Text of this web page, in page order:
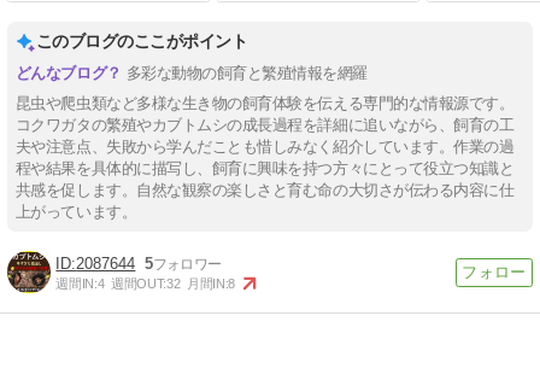
このブログのここがポイント
多彩な動物の飼育と繁殖情報を網羅
昆虫や爬虫類など多様な生き物の飼育体験を伝える専門的な情報源です。
コクワガタの繁殖やカブトムシの成長過程を詳細に追いながら、飼育の工
夫や注意点、失敗から学んだことも惜しみなく紹介しています。作業の過
程や結果を具体的に描写し、飼育に興味を持つ方々にとって役立つ知識と
共感を促します。自然な観察の楽しさと育む命の大切さが伝わる内容に仕
上がっています。
2087644 5
週間IN:4 週間OUT:32 月間IN:8